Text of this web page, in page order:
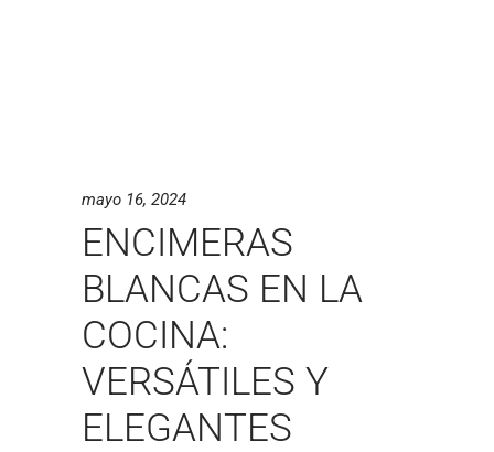
mayo 16, 2024
ENCIMERAS
BLANCAS EN LA
COCINA:
VERSÁTILES Y
ELEGANTES